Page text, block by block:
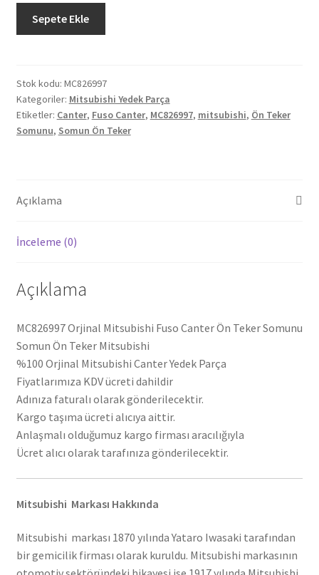
Mitsubishi
Ön
Teker
Somunu
MC826997
Sepete Ekle
Stok kodu: MC826997
Kategoriler: Mitsubishi Yedek Parça
Etiketler: Canter, Fuso Canter, MC826997, mitsubishi, Ön Teker
Somunu, Somun Ön Teker
Açıklama
İnceleme (0)
Açıklama
MC826997 Orjinal Mitsubishi Fuso Canter Ön Teker Somunu
Somun Ön Teker Mitsubishi
%100 Orjinal Mitsubishi Canter Yedek Parça
Fiyatlarımıza KDV ücreti dahildir
Adınıza faturalı olarak gönderilecektir.
Kargo taşıma ücreti alıcıya aittir.
Anlaşmalı olduğumuz kargo firması aracılığıyla
Ücret alıcı olarak tarafınıza gönderilecektir.
Mitsubishi Markası Hakkında
Mitsubishi markası 1870 yılında Yataro Iwasaki tarafından
bir gemicilik firması olarak kuruldu. Mitsubishi markasının